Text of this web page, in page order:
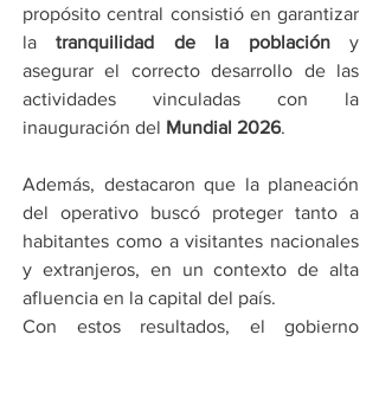
propósito central consistió en garantizar
la tranquilidad de la población y
asegurar el correcto desarrollo de las
actividades vinculadas con la
inauguración del Mundial 2026.
Además, destacaron que la planeación
del operativo buscó proteger tanto a
habitantes como a visitantes nacionales
y extranjeros, en un contexto de alta
afluencia en la capital del país.
Con estos resultados, el gobierno